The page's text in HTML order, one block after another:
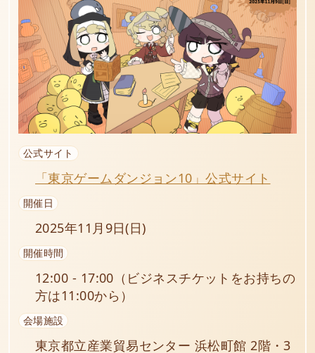
公式サイト
「東京ゲームダンジョン10」公式サイト
開催日
2025年11月9日(日)
開催時間
12:00 - 17:00（ビジネスチケットをお持ちの
方は11:00から）
会場施設
東京都立産業貿易センター 浜松町館 2階・3